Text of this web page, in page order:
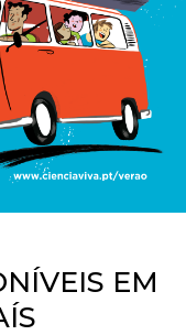
EM